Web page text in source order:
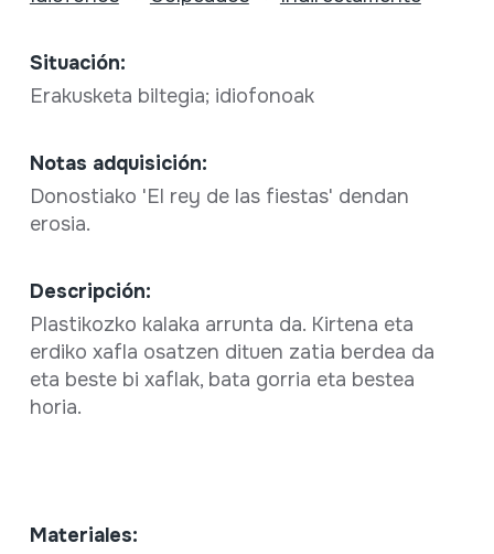
Situación:
Erakusketa biltegia; idiofonoak
Notas adquisición:
Donostiako 'El rey de las fiestas' dendan
erosia.
Descripción:
Plastikozko kalaka arrunta da. Kirtena eta
erdiko xafla osatzen dituen zatia berdea da
eta beste bi xaflak, bata gorria eta bestea
horia.
Materiales: